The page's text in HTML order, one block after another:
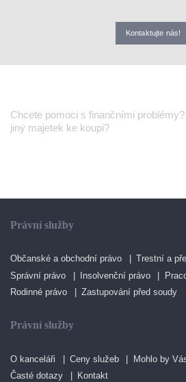
Kontaktujte nás!
Chcete pomoci s finančními
jiný majetek ke koupi?
Právní služby
Občanské a obchodní právo
Trestní a
Správní právo
Insolvenční právo
Rodinné právo
Zastupování před soudy
Právní služby
O kanceláři Ceny služeb
Mohlo by
Časté dotazy
Kontakt